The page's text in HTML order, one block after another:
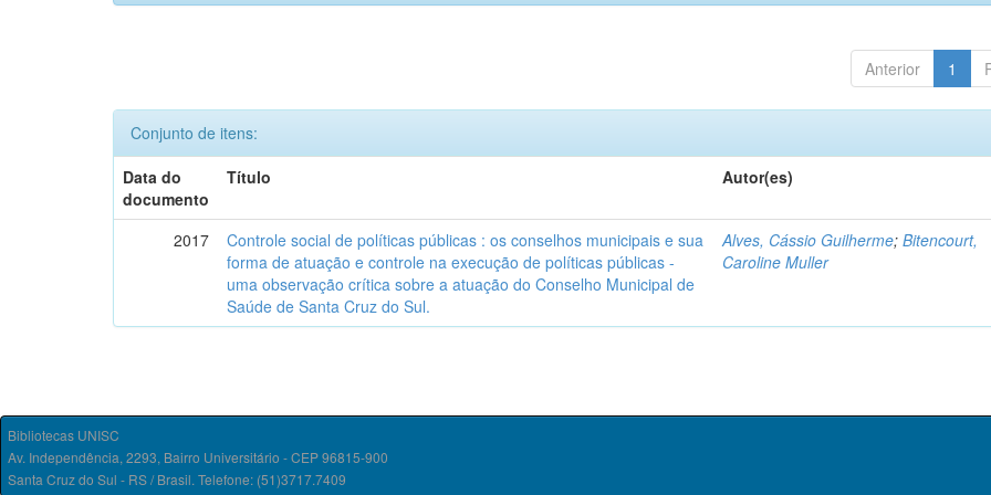
Anterior 1
Conjunto de itens:
Data do
documento
Título Autor(es)
2017
Controle social de políticas públicas : os conselhos municipais e sua
forma de atuação e controle na execução de políticas públicas -
uma observação crítica sobre a atuação do Conselho Municipal de
Saúde de Santa Cruz do Sul.
Alves, Cássio Guilherme;Bitencourt,
Caroline Muller
Bibliotecas UNISC
Av. Independência, 2293, Bairro Universitário - CEP 96815-900
Santa Cruz do Sul - RS / Brasil. Telefone: (51)3717.7409